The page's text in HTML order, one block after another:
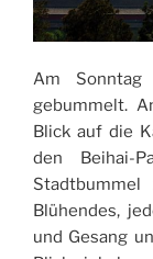
Am
gebummelt.
Blick auf die
den Beihai-
Blühendes,
und Gesang